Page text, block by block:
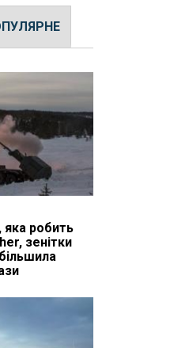
робить
зенітки